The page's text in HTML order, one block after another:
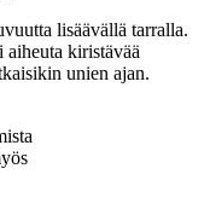
lisäävällä tarralla.
kiristävää
unien ajan.